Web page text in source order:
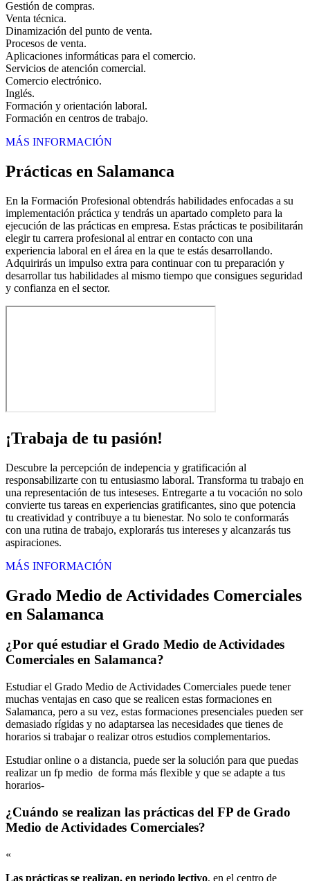
Gestión de compras.
Venta técnica.
Dinamización del punto de venta.
Procesos de venta.
Aplicaciones informáticas para el comercio.
Servicios de atención comercial.
Comercio electrónico.
Inglés.
Formación y orientación laboral.
Formación en centros de trabajo.
MÁS INFORMACIÓN
Prácticas en Salamanca
En la Formación Profesional obtendrás habilidades enfocadas a su
implementación práctica y tendrás un apartado completo para la
ejecución de las prácticas en empresa. Estas prácticas te posibilitarán
elegir tu carrera profesional al entrar en contacto con una
experiencia laboral en el área en la que te estás desarrollando.
Adquirirás un impulso extra para continuar con tu preparación y
desarrollar tus habilidades al mismo tiempo que consigues seguridad
y confianza en el sector.
¡Trabaja de tu pasión!
Descubre la percepción de indepencia y gratificación al
responsabilizarte con tu entusiasmo laboral. Transforma tu trabajo en
una representación de tus inteseses. Entregarte a tu vocación no solo
convierte tus tareas en experiencias gratificantes, sino que potencia
tu creatividad y contribuye a tu bienestar. No solo te conformarás
con una rutina de trabajo, explorarás tus intereses y alcanzarás tus
aspiraciones.
MÁS INFORMACIÓN
Grado Medio de Actividades Comerciales
en Salamanca
¿Por qué estudiar el Grado Medio de Actividades
Comerciales en Salamanca?
Estudiar el Grado Medio de Actividades Comerciales puede tener
muchas ventajas en caso que se realicen estas formaciones en
Salamanca, pero a su vez, estas formaciones presenciales pueden ser
demasiado rígidas y no adaptarsea las necesidades que tienes de
horarios si trabajar o realizar otros estudios complementarios.
Estudiar online o a distancia, puede ser la solución para que puedas
realizar un fp medio de forma más flexible y que se adapte a tus
horarios-
¿Cuándo se realizan las prácticas del FP de Grado
Medio de Actividades Comerciales?
«
Las prácticas se realizan, en periodo lectivo, en el centro de